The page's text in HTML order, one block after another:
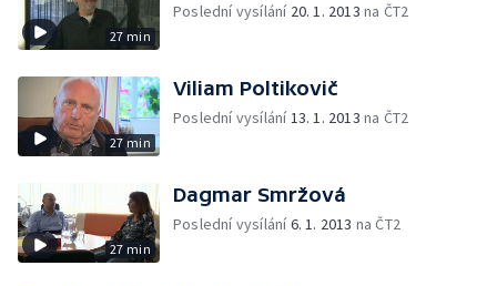
27 min
Poslední vysílání 20. 1. 2013 na ČT2
27 min
Viliam Poltikovič
Poslední vysílání13. 1. 2013 na ČT2
27 min
Dagmar Smržová
Poslední vysílání6. 1. 2013 na ČT2